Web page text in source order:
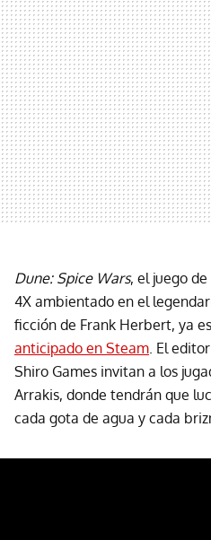
Dune: Spice Wars, el juego
4X ambientado en el
ficción de Frank Herbert, ya
anticipado en Steam . El
Shiro Games invitan a los
Arrakis, donde tendrán que
cada gota de agua y cada